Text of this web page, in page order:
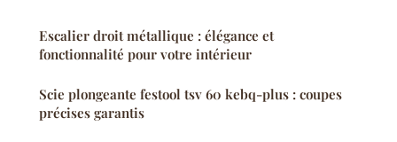
Escalier droit métallique : élégance et
fonctionnalité pour votre intérieur
Scie plongeante festool tsv 60 kebq-plus : coupes
précises garantis